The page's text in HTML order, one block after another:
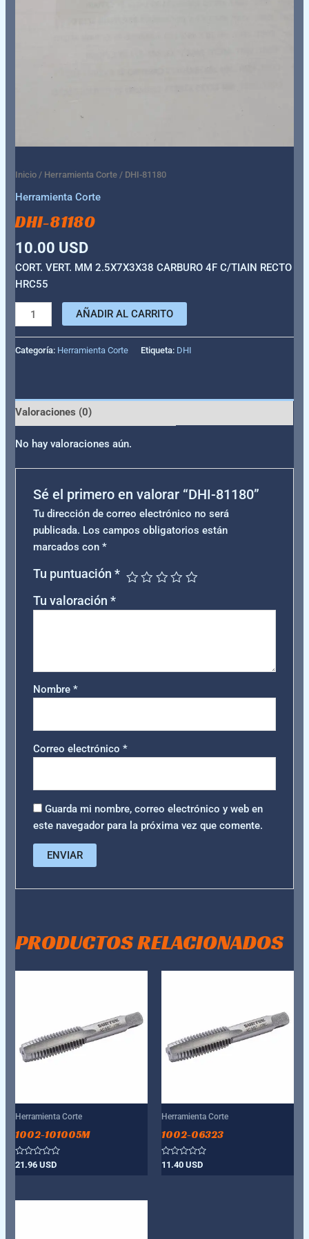
Inicio / Herramienta Corte / DHI-81180
Herramienta Corte
DHI-81180
10.00 USD
CORT. VERT. MM 2.5X7X3X38 CARBURO 4F C/TIAIN RECTO
HRC55
AÑADIR AL CARRITO
Categoría: Herramienta Corte Etiqueta: DHI
Valoraciones (0)
No hay valoraciones aún.
Sé el primero en valorar “DHI-81180”
Tu dirección de correo electrónico no será
publicada. Los campos obligatorios están
marcados con *
Tu puntuación *
Tu valoración *
Nombre *
Correo electrónico *
Guarda mi nombre, correo electrónico y web en
este navegador para la próxima vez que comente.
PRODUCTOS RELACIONADOS
Herramienta Corte
1002-101005M
Valorado
21.96USD
Herramienta Corte
1002-06323
Valorado
11.40 USD